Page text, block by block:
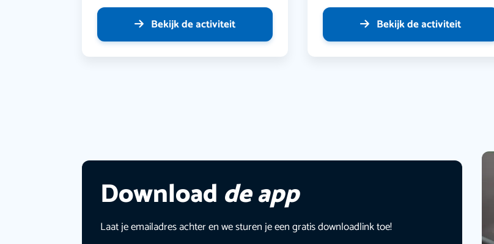
Bekijk de activiteit Bekijk de activiteit
Download de app
Laat je emailadres achter en we sturen je een gratis downloadlink toe!